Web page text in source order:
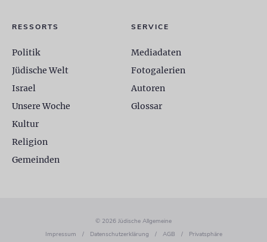
RESSORTS
Politik
Jüdische Welt
Israel
Unsere Woche
Kultur
Religion
Gemeinden
SERVICE
Mediadaten
Fotogalerien
Autoren
Glossar
© 2026 Jüdische Allgemeine
Impressum
/ Datenschutzerklärung / AGB / Privatsphäre